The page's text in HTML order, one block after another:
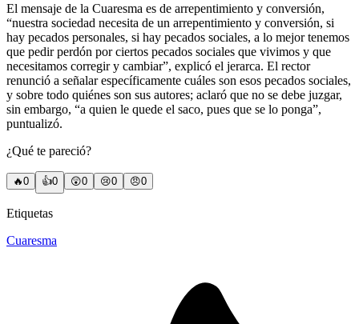
El mensaje de la Cuaresma es de arrepentimiento y conversión,
“nuestra sociedad necesita de un arrepentimiento y conversión, si
hay pecados personales, si hay pecados sociales, a lo mejor tenemos
que pedir perdón por ciertos pecados sociales que vivimos y que
necesitamos corregir y cambiar”, explicó el jerarca. El rector
renunció a señalar específicamente cuáles son esos pecados sociales,
y sobre todo quiénes son sus autores; aclaró que no se debe juzgar,
sin embargo, “a quien le quede el saco, pues que se lo ponga”,
puntualizó.
¿Qué te pareció?
🔥0 👍0 😲0 😢0 😠0
Etiquetas
Cuaresma